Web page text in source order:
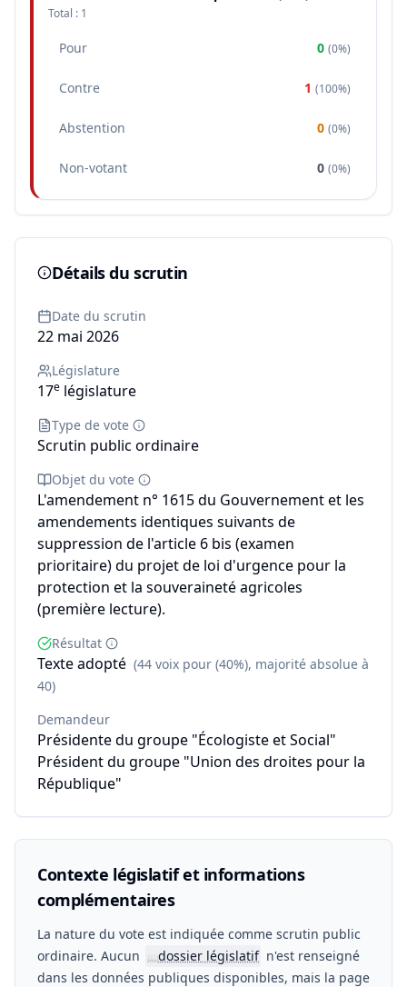
Total : 1
Pour 0 (0%)
Contre 1 (100%)
Abstention 0 (0%)
Non-votant 0 (0%)
Détails du scrutin
Date du scrutin
22 mai 2026
Législature
17e législature
Type de vote
Scrutin public ordinaire
Objet du vote
L'amendement n° 1615 du Gouvernement et les
amendements identiques suivants de
suppression de l'article 6 bis (examen
prioritaire) du projet de loi d'urgence pour la
protection et la souveraineté agricoles
(première lecture).
Résultat
Texte adopté (44 voix pour (40%), majorité absolue à
40)
Demandeur
Présidente du groupe "Écologiste et Social"
Président du groupe "Union des droites pour la
République"
Contexte législatif et informations
complémentaires
La nature du vote est indiquée comme scrutin public
ordinaire. Aucun
📖dossier législatif n'est renseigné
dans les données publiques disponibles, mais la page